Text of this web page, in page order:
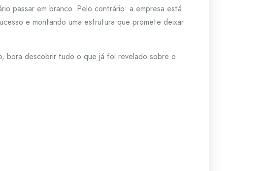
passar em branco. Pelo contrário: a empresa está
e montando uma estrutura que promete deixar
bora descobrir tudo o que já foi revelado sobre o